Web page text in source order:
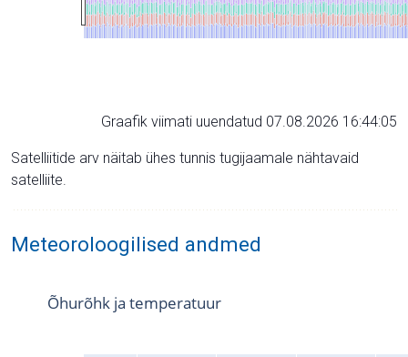
Graafik viimati uuendatud 07.08.2026 16:44:05
Satelliitide arv näitab ühes tunnis tugijaamale nähtavaid
satelliite.
Meteoroloogilised andmed
Õhurõhk ja temperatuur